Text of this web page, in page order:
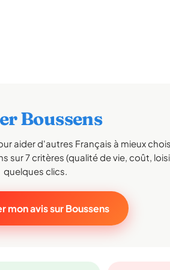
Boussens
aider d'autres Français à mieux
sur 7 critères (qualité de vie, coût,
quelques clics.
mon avis sur Boussens